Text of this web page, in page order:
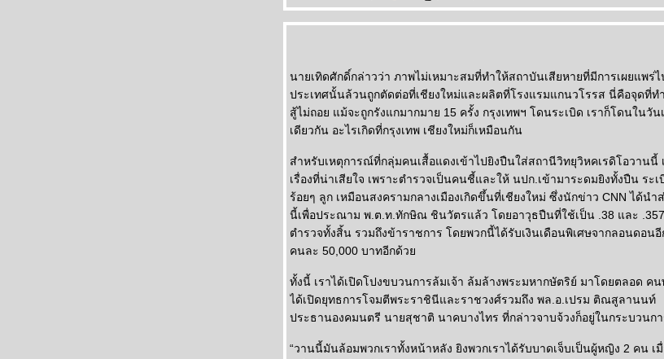
นายเทิดศักดิ์กล่าวว่า ภาพไม่เหมาะสมที่ทำให้สถาบันเสียหายที่มีการเผยแพร่ไ
ประเทศนั้นล้วนถูกตัดต่อที่เชียงใหม่และผลิตที่โรงแรมแกนวโรรส นี่คือจุดที่ทำ
สู้ไม่ถอย แม้จะถูกรังแกมากมาย 15 ครั้ง กรุงเทพฯ โดนระเบิด เราก็โดนในวัน
เดียวกัน อะไรเกิดที่กรุงเทพ เชียงใหม่ก็เหมือนกัน
สำหรับเหตุการณ์ที่กลุ่มคนเสื้อแดงเข้าไปยิงปืนใส่สถานีวิทยุวิหคเรดิโอวานนี้
เรื่องที่น่าเสียใจ เพราะตำรวจเป็นคนชี้และให้ นปก.เข้ามาระดมยิงทั้งปืน ระเ
ร้อยๆ ลูก เหมือนสงครามกลางเมืองเกิดขึ้นที่เชียงใหม่ ซึ่งนักข่าว CNN ได้นำ
นี้เพื่อประณาม พ.ต.ท.ทักษิณ ชินวัตรแล้ว โดยอาวุธปืนที่ใช้เป็น .38 และ
ตำรวจทั้งสิ้น รวมถึงข้าราชการ โดยพวกนี้ได้รับเงินเดือนพิเศษจากลอนดอนอี
คนละ 50,000 บาทอีกด้ว
ทั้งนี้ เราได้เปิดโปงขบวนการล้มเจ้า ล้มล้างพระมหากษัตริย์ มาโดยตลอด ค
ได้เปิดยุทธการโจมตีพระราชินีและราชวงศ์รวมถึง พล.อ.เปรม ติณสูลานนท์
ประธานองคมนตรี นายสุชาติ นาคบางไทร ที่กล่าวจาบจ้วงก็อยู่ในกระบวนก
“วานนี้มันล้อมพวกเราทั้งหน้าหลัง ยิงพวกเราได้รับบาดเจ็บเป็นผู้หญิง 2 คน เมื่